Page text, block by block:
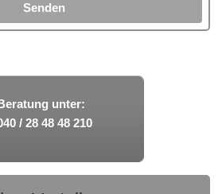
Senden
unter:
/ 28 48 48 210